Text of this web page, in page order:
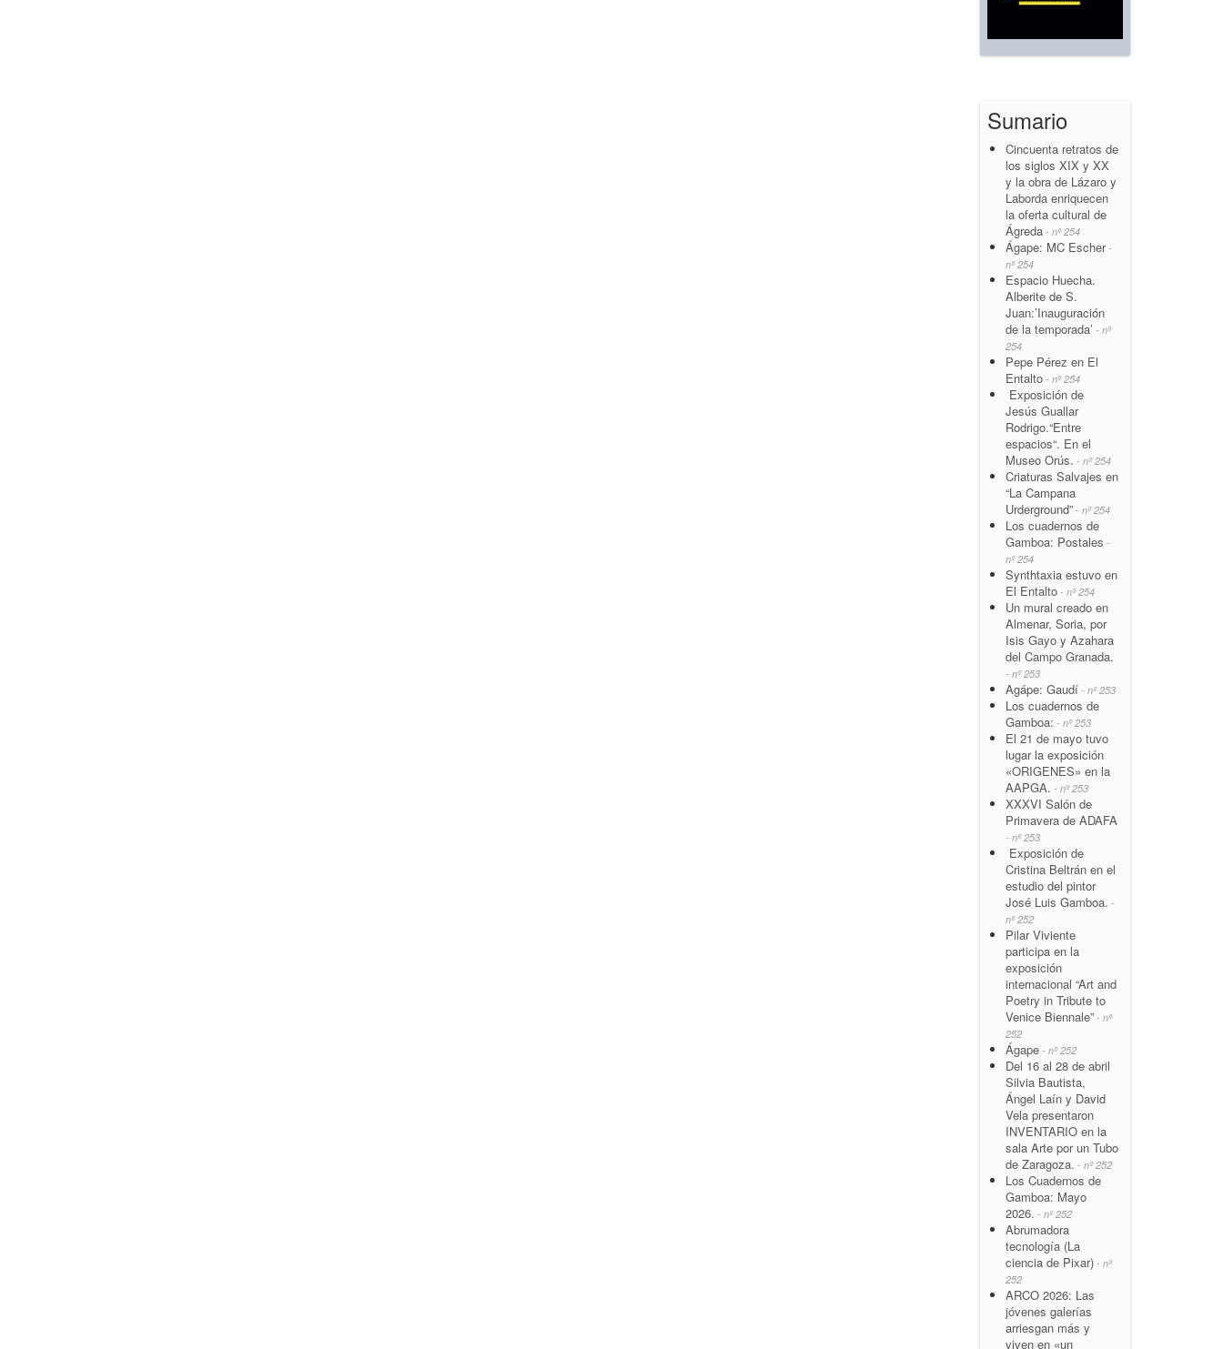
Sumario
Cincuenta retratos de
los siglos XIX y XX
y la obra de Lázaro y
Laborda enriquecen
la oferta cultural de
Ágreda - nº 254
Ágape: MC Escher-
nº 254
Espacio Huecha.
Alberite de S.
Juan:’Inauguración
de la temporada’ - nº
254
Pepe Pérez en El
Entalto - nº 254
Exposición de
Jesús Guallar
Rodrigo.“Entre
espacios“. En el
Museo Orús. - nº 254
Criaturas Salvajes en
“La Campana
Urderground” - nº 254
Los cuadernos de
Gamboa: Postales -
nº 254
Synthtaxia estuvo en
El Entalto - nº 254
Un mural creado en
Almenar, Soria, por
Isis Gayo y Azahara
del Campo Granada.
- nº 253
Agápe: Gaudí - nº 253
Los cuadernos de
Gamboa: - nº 253
El 21 de mayo tuvo
lugar la exposición
«ORIGENES» en la
AAPGA. - nº 253
XXXVI Salón de
Primavera de ADAFA
- nº 253
Exposición de
Cristina Beltrán en el
estudio del pintor
José Luis Gamboa. -
nº 252
Pilar Viviente
participa en la
exposición
internacional “Art and
Poetry in Tribute to
Venice Biennale” - nº
252
Ágape - nº 252
Del 16 al 28 de abril
Silvia Bautista,
Ángel Laín y David
Vela presentaron
INVENTARIO en la
sala Arte por un Tubo
de Zaragoza. - nº 252
Los Cuadernos de
Gamboa: Mayo
2026. - nº 252
Abrumadora
tecnología (La
ciencia de Pixar) - nº
252
ARCO 2026: Las
jóvenes galerías
arriesgan más y
viven en «un